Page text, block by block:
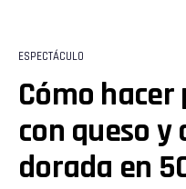
ESPECTÁCULO
Cómo
con queso y
dorada en